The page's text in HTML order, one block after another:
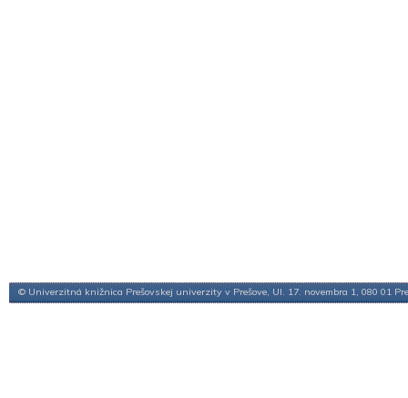
© Univerzitná knižnica Prešovskej univerzity v Prešove, Ul. 17. novembra 1, 080 01